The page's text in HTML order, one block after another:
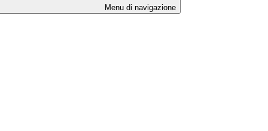
Menu di navigazione